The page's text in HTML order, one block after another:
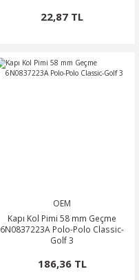
22,87 TL
OEM
Kapı Kol Pimi 58 mm Geçme
6N0837223A Polo-Polo Classic-
Golf 3
186,36 TL